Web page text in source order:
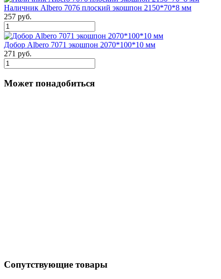
Наличник Albero 7076 плоский экошпон 2150*70*8 мм
257 руб.
Добор Albero 7071 экошпон 2070*100*10 мм
271 руб.
Может понадобиться
Сопутствующие товары